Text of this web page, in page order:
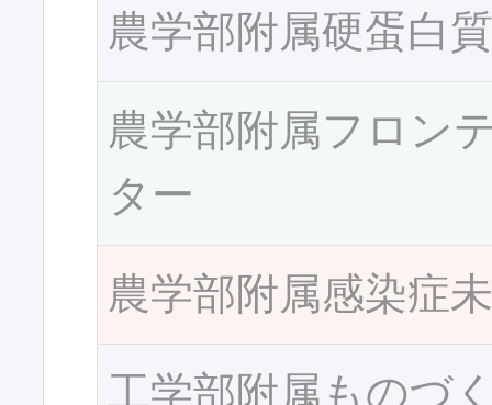
農学部附属硬蛋白
農学部附属フロン
ター
農学部附属感染症
工学部附属ものづ